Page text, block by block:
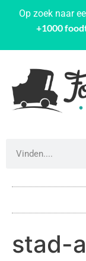
Op zoek naar
+1000
stad-